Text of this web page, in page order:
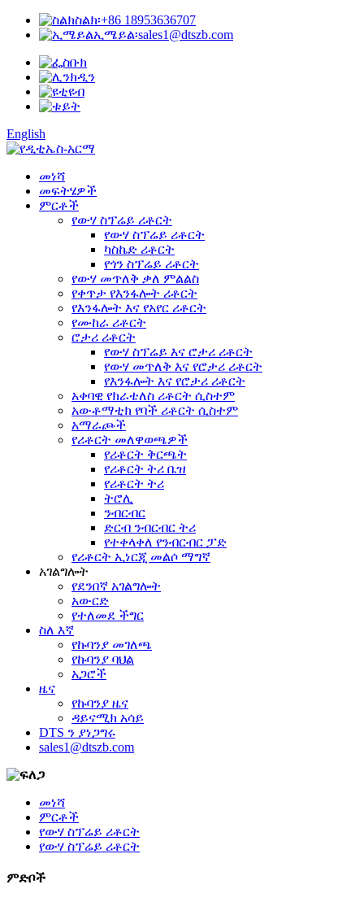
ስልክ፡+86 18953636707
ኢሜይል፡sales1@dtszb.com
English
መነሻ
መፍትሄዎች
ምርቶች
የውሃ ስፕሬይ ሪቶርት
የውሃ ስፕሬይ ሪቶርት
ካስኬድ ሪቶርት
የጎን ስፕሬይ ሪቶርት
የውሃ መጥለቅ ቃለ ምልልስ
የቀጥታ የእንፋሎት ሪቶርት
የእንፋሎት እና የአየር ሪቶርት
የሙከራ ሪቶርት
ሮታሪ ሪቶርት
የውሃ ስፕሬይ እና ሮታሪ ሪቶርት
የውሃ መጥለቅ እና የሮታሪ ሪቶርት
የእንፋሎት እና የሮታሪ ሪቶርት
አቀባዊ የክራቴለስ ሪቶርት ሲስተም
አውቶማቲክ የባች ሪቶርት ሲስተም
አማራጮች
የሪቶርት መለዋወጫዎች
የሪቶርት ቅርጫት
የሪቶርት ትሪ ቤዝ
የሪቶርት ትሪ
ትሮሊ
ንብርብር
ድርብ ንብርብር ትሪ
የተቀላቀለ የንብርብር ፓድ
የሪቶርት ኢነርጂ መልሶ ማግኛ
አገልግሎት
የደንበኛ አገልግሎት
አውርድ
የተለመደ ችግር
ስለ እኛ
የኩባንያ መገለጫ
የኩባንያ ባህል
አጋሮች
ዜና
የኩባንያ ዜና
ዳይናሚክ አሳይ
DTS ን ያነጋግሩ
sales1@dtszb.com
መነሻ
ምርቶች
የውሃ ስፕሬይ ሪቶርት
የውሃ ስፕሬይ ሪቶርት
ምድቦች